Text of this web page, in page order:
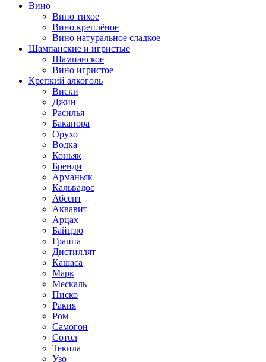
Вино
Вино тихое
Вино креплёное
Вино натуральное сладкое
Шампанские и игристые
Шампанское
Вино игристое
Крепкий алкоголь
Виски
Джин
Расилья
Баканора
Орухо
Водка
Коньяк
Бренди
Арманьяк
Кальвадос
Абсент
Аквавит
Арцах
Байцзю
Граппа
Дистиллят
Кашаса
Марк
Мескаль
Писко
Ракия
Ром
Самогон
Сотол
Текила
Узо